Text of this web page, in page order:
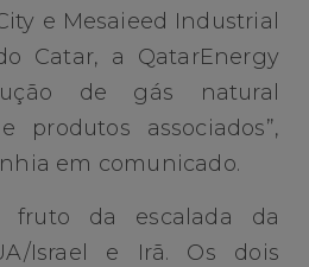
e Mesaieed Industrial
Catar, a QatarEnergy
de gás natural
produtos associados”,
em comunicado.
fruto da escalada da
Israel e Irã. Os dois